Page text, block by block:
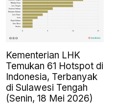
Kementerian LHK
Temukan 61 Hotspot di
Indonesia, Terbanyak
di Sulawesi Tengah
(Senin, 18 Mei 2026)